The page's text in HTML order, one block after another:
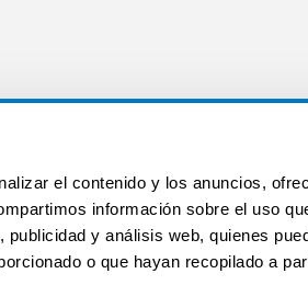
el contenido y los anuncios,
información sobre el uso
y análisis web, quienes
o que hayan recopilado a